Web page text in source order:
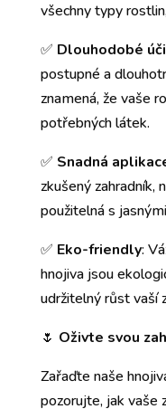
všechny typy
✅ Dlouhodobé
postupné a
znamená, že vaše
potřebných látek.
✅ Snadná
zkušený zahradník,
použitelná s
✅ Eko-friendly:
hnojiva jsou
udržitelný růst vaší
🌷 Oživte svou
Zařaďte naše
pozorujte, jak vaše